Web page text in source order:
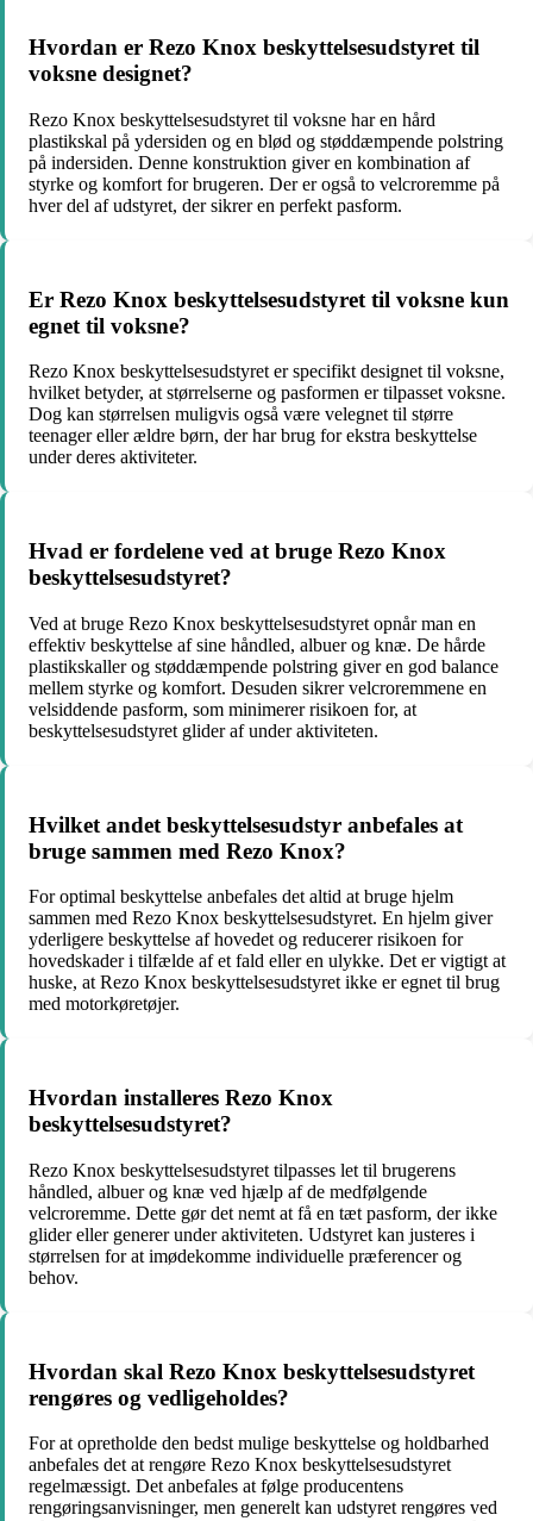
Hvordan er Rezo Knox beskyttelsesudstyret til
voksne designet?
Rezo Knox beskyttelsesudstyret til voksne har en hård
plastikskal på ydersiden og en blød og støddæmpende polstring
på indersiden. Denne konstruktion giver en kombination af
styrke og komfort for brugeren. Der er også to velcroremme på
hver del af udstyret, der sikrer en perfekt pasform.
Er Rezo Knox beskyttelsesudstyret til voksne kun
egnet til voksne?
Rezo Knox beskyttelsesudstyret er specifikt designet til voksne,
hvilket betyder, at størrelserne og pasformen er tilpasset voksne.
Dog kan størrelsen muligvis også være velegnet til større
teenager eller ældre børn, der har brug for ekstra beskyttelse
under deres aktiviteter.
Hvad er fordelene ved at bruge Rezo Knox
beskyttelsesudstyret?
Ved at bruge Rezo Knox beskyttelsesudstyret opnår man en
effektiv beskyttelse af sine håndled, albuer og knæ. De hårde
plastikskaller og støddæmpende polstring giver en god balance
mellem styrke og komfort. Desuden sikrer velcroremmene en
velsiddende pasform, som minimerer risikoen for, at
beskyttelsesudstyret glider af under aktiviteten.
Hvilket andet beskyttelsesudstyr anbefales at
bruge sammen med Rezo Knox?
For optimal beskyttelse anbefales det altid at bruge hjelm
sammen med Rezo Knox beskyttelsesudstyret. En hjelm giver
yderligere beskyttelse af hovedet og reducerer risikoen for
hovedskader i tilfælde af et fald eller en ulykke. Det er vigtigt at
huske, at Rezo Knox beskyttelsesudstyret ikke er egnet til brug
med motorkøretøjer.
Hvordan installeres Rezo Knox
beskyttelsesudstyret?
Rezo Knox beskyttelsesudstyret tilpasses let til brugerens
håndled, albuer og knæ ved hjælp af de medfølgende
velcroremme. Dette gør det nemt at få en tæt pasform, der ikke
glider eller generer under aktiviteten. Udstyret kan justeres i
størrelsen for at imødekomme individuelle præferencer og
behov.
Hvordan skal Rezo Knox beskyttelsesudstyret
rengøres og vedligeholdes?
For at opretholde den bedst mulige beskyttelse og holdbarhed
anbefales det at rengøre Rezo Knox beskyttelsesudstyret
regelmæssigt. Det anbefales at følge producentens
rengøringsanvisninger, men generelt kan udstyret rengøres ved